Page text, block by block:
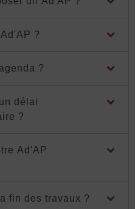
?
?
délai
?
Ad'AP
fin des travaux ?